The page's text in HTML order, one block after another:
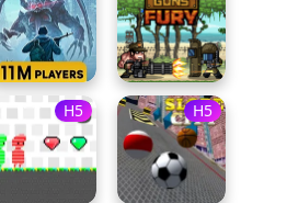
H5 H5